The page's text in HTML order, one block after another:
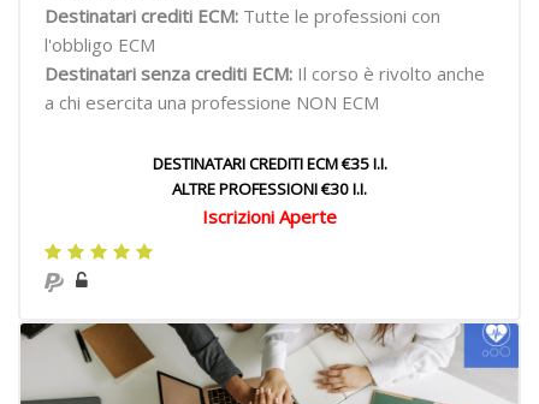
Destinatari crediti ECM: Tutte le professioni con
l'obbligo ECM
Destinatari senza crediti ECM: Il corso è rivolto anche
a chi esercita una professione NON ECM
DESTINATARI CREDITI ECM €35 I.I.
ALTRE PROFESSIONI €30 I.I.
Iscrizioni Aperte